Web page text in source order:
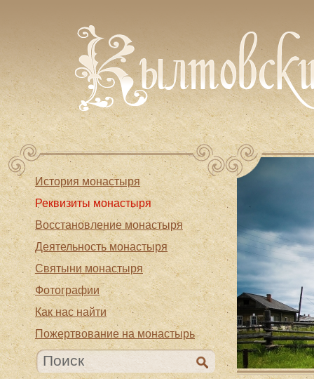
История монастыря
Реквизиты монастыря
Восстановление монастыря
Деятельность монастыря
Святыни монастыря
Фотографии
Как нас найти
Пожертвование на монастырь